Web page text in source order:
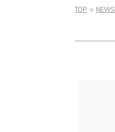
TOP NEWS